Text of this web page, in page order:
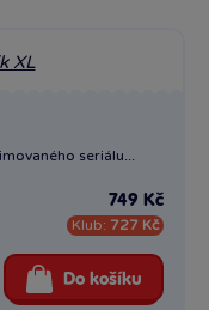
seriálu...
749 Kč
Klub: 727 Kč
Do košíku